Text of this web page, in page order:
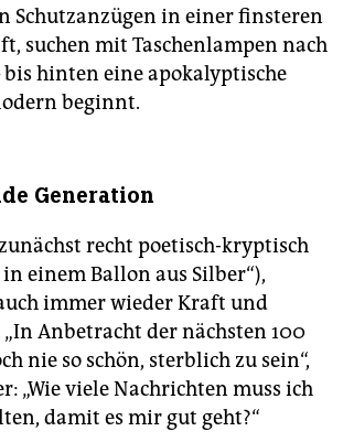
Schutzanzügen in einer finsteren
suchen mit Taschenlampen nach
hinten eine apokalyptische
beginnt.
Generation
recht poetisch-kryptisch
in einem Ballon aus Silber“),
immer wieder Kraft und
Anbetracht der nächsten 100
nie so schön, sterblich zu sein“,
„Wie viele Nachrichten muss ich
damit es mir gut geht?“